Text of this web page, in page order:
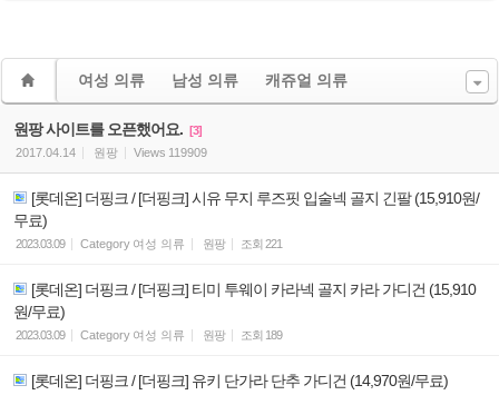
여성 의류 남성 의류 캐쥬얼 의류
원팡 사이트를 오픈했어요. [3]
2017.04.14
원팡 Views 119909
[롯데온] 더핑크 / [더핑크] 시유 무지 루즈핏 입술넥 골지 긴팔 (15,910원/
무료)
2023.03.09 Category 여성 의류 원팡 조회 221
[롯데온] 더핑크 / [더핑크] 티미 투웨이 카라넥 골지 카라 가디건 (15,910
원/무료)
2023.03.09 Category 여성 의류 원팡 조회 189
[롯데온] 더핑크 / [더핑크] 유키 단가라 단추 가디건 (14,970원/무료)